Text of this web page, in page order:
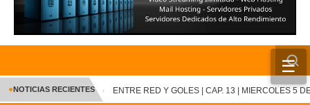
☰
INICIO
●NOTICIAS RECIENTES ENTRE RED Y GOLES | CAP. 13 | MIERCOLES 5 DE